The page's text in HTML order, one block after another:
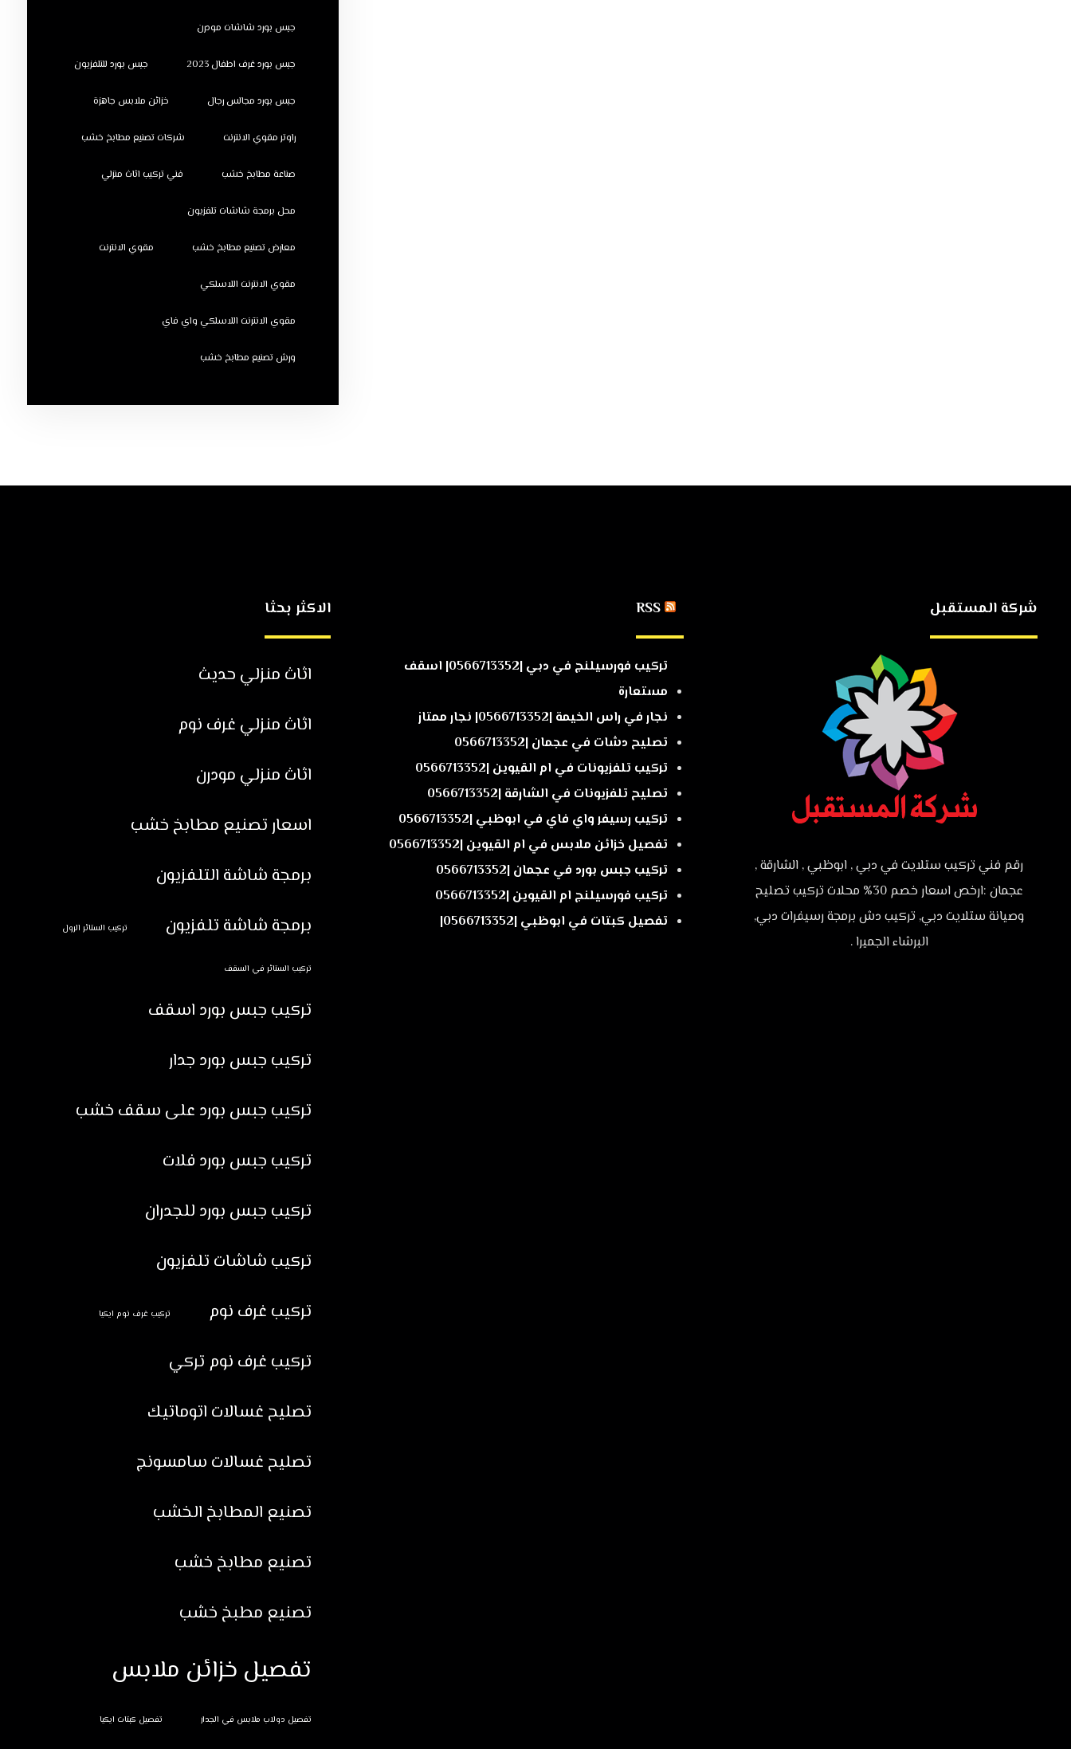
جبس بورد شاشات مودرن
جبس بورد غرف اطفال 2023 جبس بورد للتلفزيون
جبس بورد مجالس رجال خزائن ملابس جاهزة
راوتر مقوي الانترنت شركات تصنيع مطابخ خشب
صناعة مطابخ خشب فني تركيب اثاث منزلي
محل برمجة شاشات تلفزيون
معارض تصنيع مطابخ خشب مقوي الانترنت
مقوي الانترنت اللاسلكي
مقوي الانترنت اللاسلكي واي فاي
ورش تصنيع مطابخ خشب
شركة المستقبل
رقم فني تركيب ستلايت في دبي , ابوظبي , الشارقة ,
عجمان :ارخص اسعار خصم 30% محلات تركيب تصليح
وصيانة ستلايت دبي, تركيب دش برمجة رسيفرات دبي,
البرشاء الجميرا .
RSS
تركيب فورسيلنج في دبي |0566713352| اسقف
مستعارة
نجار في راس الخيمة |0566713352| نجار ممتاز
تصليح دشات في عجمان |0566713352
تركيب تلفزيونات في ام القيوين |0566713352
تصليح تلفزيونات في الشارقة |0566713352
تركيب رسيفر واي فاي في ابوظبي |0566713352
تفصيل خزائن ملابس في ام القيوين |0566713352
تركيب جبس بورد في عجمان |0566713352
تركيب فورسيلنج ام القيوين |0566713352
تفصيل كبتات في ابوظبي |0566713352|
الاكثر بحثا
اثاث منزلي حديث
اثاث منزلي غرف نوم
اثاث منزلي مودرن
اسعار تصنيع مطابخ خشب
برمجة شاشة التلفزيون
برمجة شاشة تلفزيون
تركيب الستائر الرول
تركيب الستائر في السقف
تركيب جبس بورد اسقف
تركيب جبس بورد جدار
تركيب جبس بورد على سقف خشب
تركيب جبس بورد فلات
تركيب جبس بورد للجدران
تركيب شاشات تلفزيون
تركيب غرف نوم
تركيب غرف نوم ايكيا
تركيب غرف نوم تركي
تصليح غسالات اتوماتيك
تصليح غسالات سامسونج
تصنيع المطابخ الخشب
تصنيع مطابخ خشب
تصنيع مطبخ خشب
تفصيل خزائن ملابس
تفصيل دولاب ملابس في الجدار تفصيل كبتات ايكيا